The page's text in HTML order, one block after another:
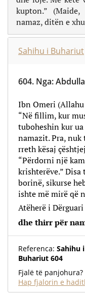
kupton.”
namaz, ditën e
Sahihu i Buhariut
604. Nga:
Ibn Omeri
“Në fillim, kur
tuboheshin kur
namazit. Pra,
rreth kësaj
“Përdorni një
krishterëve.”
borinë, sikurse
ishte më mirë që
dhe thirr për
Referenca: Sahihu i
Buhariut 604
Fjalë të panjohura?
Hap fjalorin e